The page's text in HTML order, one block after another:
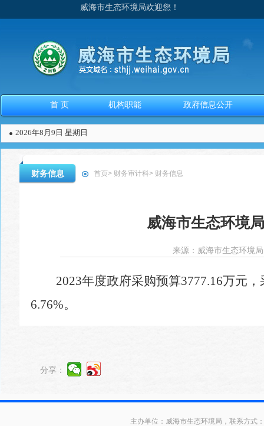
威海市生态环境局欢迎您！
首 页 机构职能 政府信息公开
2026年8月9日 星期日
财务信息 首页> 财务审计科> 财务信息
威海市生态环境
来源： 威海市生态环境局
2023年度政府采购预算3777.16万元，
6.76%。
分享：
主办单位：威海市生态环境局，联系方式